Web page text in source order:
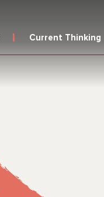
Current Thinking